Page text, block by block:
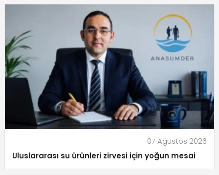
07 Ağustos 2026
Uluslararası su ürünleri zirvesi için yoğun mesai